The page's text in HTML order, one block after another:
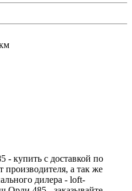
- купить с доставкой по
а так же
дилера - loft-